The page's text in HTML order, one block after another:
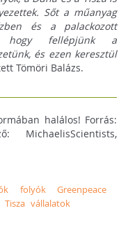
Sőt a műanyag
és a palackozott
fellépjünk a
és ezen keresztül
Tömöri Balázs.
halálos! Forrás:
MichaelisScientists,
folyók
Greenpeace
Tisza vállalatok